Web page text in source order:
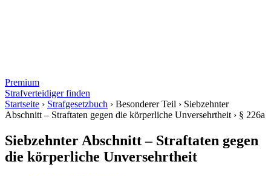
Premium
Strafverteidiger finden
Startseite › Strafgesetzbuch › Besonderer Teil › Siebzehnter
Abschnitt – Straftaten gegen die körperliche Unversehrtheit › § 226a
Siebzehnter Abschnitt – Straftaten gegen
die körperliche Unversehrtheit